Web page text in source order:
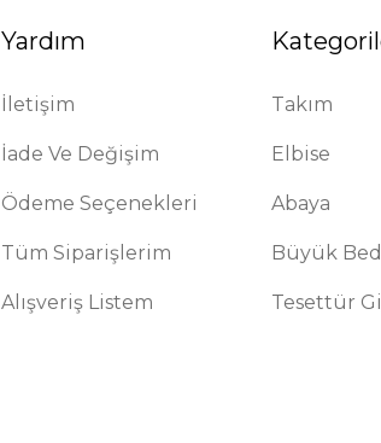
Yardım
İletişim
İade Ve Değişim
Ödeme Seçenekleri
Tüm Siparişlerim
Alışveriş Listem
Takım
Elbise
Abaya
Büyük
Tesettür